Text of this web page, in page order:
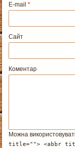
E-mail*
Сайт
Коментар
Можна
title=""> <abbr